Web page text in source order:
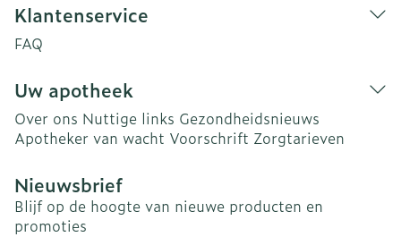
Klantenservice
FAQ
Uw apotheek
Over ons Nuttige links Gezondheidsnieuws
Apotheker van wacht Voorschrift Zorgtarieven
Nieuwsbrief
Blijf op de hoogte van nieuwe producten en
promoties